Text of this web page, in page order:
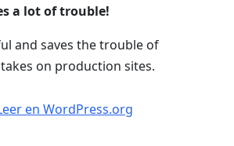
a lot of trouble!
and saves the trouble of
on production sites.
en WordPress.org